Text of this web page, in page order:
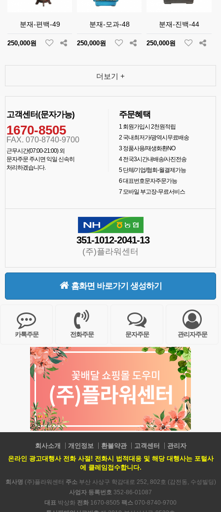
분재-편백-49
250,000원
분재-모과-48
250,000원
분재-진백-44
250,000원
더보기 +
고객센터(문자가능)
1670-8505
FAX. 070-8740-9700
근무시간(07:00-21:00) 외
문자주문 주시면 익일 신속히
처리하겠습니다.
주문혜택
1회원가입시 2천원적립
2국내최저가/광역시무료배송
3정품사용/재생화환NO
4전국3시간내배송/사진전송
5단체/기업/협회-월결제가능
6대표번호문자주문가능
7모바일 부고장-무료서비스
351-1012-2041-13
(주)플라워센터
홈화면 바로가기 생성하기
카톡주문 전화주문 문자주문 관리자주문
회사소개 개인정보 환불약관 고객센터
관리자
온라인 광고대행사 전화 사절! 전화시 법적대응 및 해당 대행사는 포털사
에 클레임접수합니다.
회사명 (주)플라워센터 주소부산 사상구 학감대로 252, 802호 (감전동, 수성빌딩)
사업자 등록번호 352-86-01087
대표 박상화 전화 1670-8505 팩스 070-8740-9700